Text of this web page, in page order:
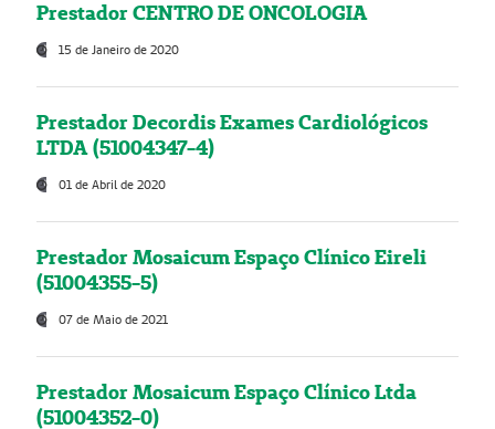
Prestador CENTRO DE ONCOLOGIA
15 de Janeiro de 2020
Prestador Decordis Exames Cardiológicos
LTDA (51004347-4)
01 de Abril de 2020
Prestador Mosaicum Espaço Clínico Eireli
(51004355-5)
07 de Maio de 2021
Prestador Mosaicum Espaço Clínico Ltda
(51004352-0)